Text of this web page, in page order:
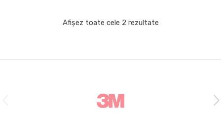
Afișez toate cele 2 rezultate